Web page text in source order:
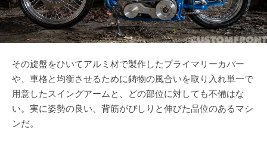
その旋盤をひいてアルミ材で製作したプライマリーカバー
や、車格と均衡させるために鋳物の風合いを取り入れ単一で
用意したスイングアームと、どの部位に対しても不備はな
い。実に姿勢の良い、背筋がぴしりと伸びた品位のあるマシ
ンだ。